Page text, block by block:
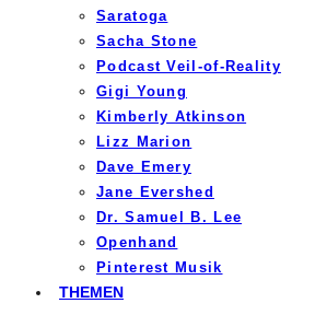
Saratoga
Sacha Stone
Podcast Veil-of-Reality
Gigi Young
Kimberly Atkinson
Lizz Marion
Dave Emery
Jane Evershed
Dr. Samuel B. Lee
Openhand
Pinterest Musik
THEMEN